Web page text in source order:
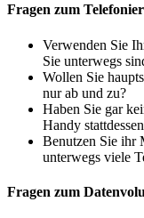
Fragen zum
Verwenden Sie
Sie unterwegs
Wollen Sie
nur ab und zu?
Haben Sie gar
Handy
Benutzen Sie ihr
unterwegs viele
Fragen zum